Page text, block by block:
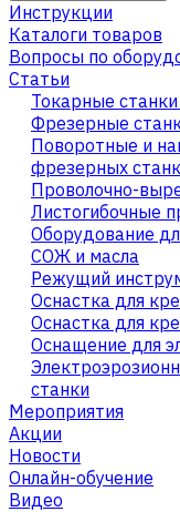
Инструкции
Каталоги товаров
Вопросы по
Статьи
Токарные
Фрезерные
Поворотные и
фрезерных
Проволочно-
Листогибочные
Оборудование
СОЖ и масла
Режущий
Оснастка для
Оснастка для
Оснащение для
станки
Мероприятия
Акции
Новости
Онлайн-обучение
Видео